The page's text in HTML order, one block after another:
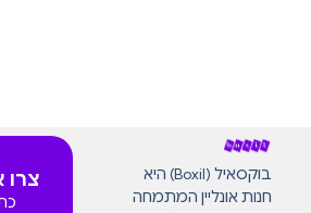
בוקסאיל (Boxil) היא
חנות אונליין המתמחה
צרו